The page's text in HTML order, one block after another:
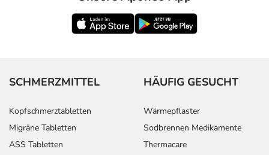
SCHMERZMITTEL
Kopfschmerztabletten
Migräne Tabletten
ASS Tabletten
HÄUFIG GESUCHT
Wärmepflaster
Sodbrennen Medikamente
Thermacare